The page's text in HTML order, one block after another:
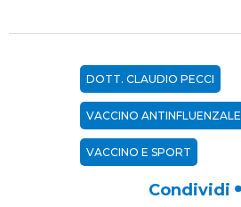
DOTT. CLAUDIO PECCI
VACCINO ANTINFLUENZALE
VACCINO E SPORT
Condividi